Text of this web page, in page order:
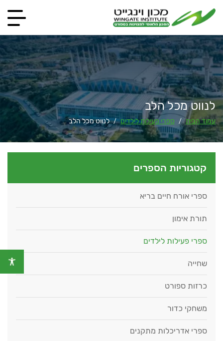
לנווט מכל הלב
עמוד הבית / ספרי פעילות לילדים / לנווט מכל הלב
קטגוריות הספרים
ספרי אורח חיים בריא
תורת אימון
ספרי פעילות לילדים
שחייה
כרזות ספורט
משחקי כדור
ספרי אדריכלות מתקנים